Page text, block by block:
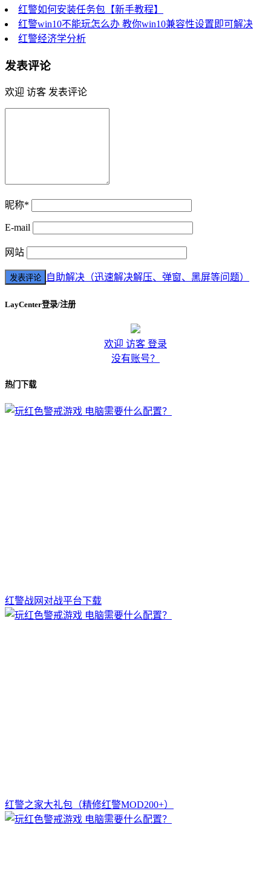
红警如何安装任务包【新手教程】
红警win10不能玩怎么办 教你win10兼容性设置即可解决
红警经济学分析
发表评论
欢迎 访客 发表评论
昵称*
E-mail
网站
自助解决（迅速解决解压、弹窗、黑屏等问题）
LayCenter登录/注册
欢迎 访客 登录
没有账号？
热门下载
红警战网对战平台下载
红警之家大礼包（精修红警MOD200+）